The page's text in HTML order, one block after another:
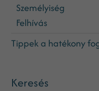
Személyiség
Felhívás
Tippek a hatékony
Keresés